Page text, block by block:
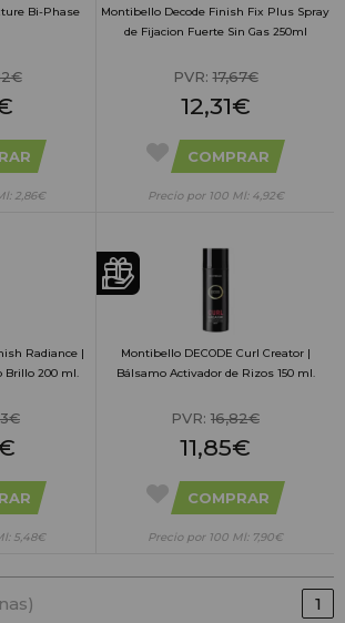
Bi-Phase
2,86€
Montibello Decode Finish Fix Plus Spray
de Fijacion Fuerte Sin Gas 250ml
PVR:17,67€
12,31€
COMPRAR
Precio por 100 Ml: 4,92€
Radiance |
Brillo 200 ml.
5,48€
Montibello DECODE Curl Creator |
Bálsamo Activador de Rizos 150 ml.
PVR: 16,82€
11,85€
COMPRAR
Precio por 100 Ml: 7,90€
1